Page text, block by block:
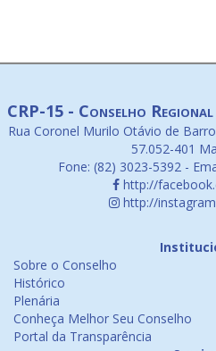
CRP-15 - Conselho
Rua Coronel Murilo Otávio de
57.052-401
Fone: (82) 3023-5392 -
http://
http://
Sobre o Conselho
Histórico
Plenária
Conheça Melhor Seu Conselho
Portal da Transparência